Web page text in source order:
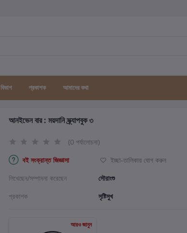
বিভাগ প্রকাশক আমাদের কথা
আনইভেন বার : ময়দানি স্ক্র্যাপবুক ৩
(0 পর্যালোচনা)
বই সংক্রান্ত জিজ্ঞাসা
ইচ্ছা-তালিকায় যোগ করুন
লিখেছেন/সম্পাদনা করেছেন
সৌরাংশু
প্রকাশক
সৃষ্টিসুখ
আরও জানুন